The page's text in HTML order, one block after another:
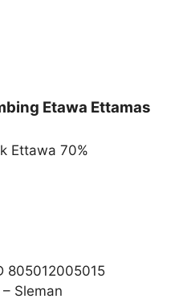
Etawa Ettamas
Ettawa 70%
805012005015
Sleman